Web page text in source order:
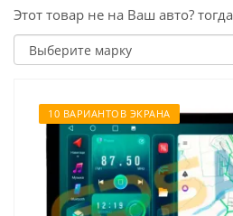
Этот товар не на Ваш авто?
10 ВАРИАНТОВ ЭКРАНА